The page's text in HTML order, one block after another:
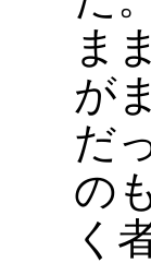
ま
が
だ
の
く